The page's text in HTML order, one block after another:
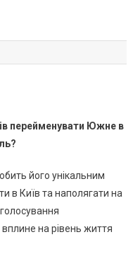
перейменувати Южне в
його унікальним
в Київ та наполягати на
на рівень життя